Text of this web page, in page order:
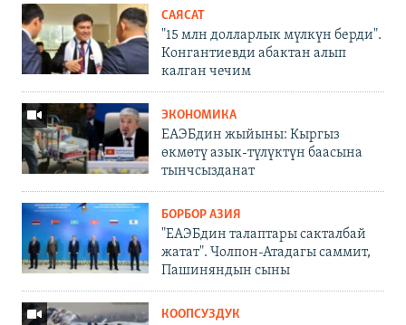
САЯСАТ
"15 млн долларлык мүлкүн берди".
Конгантиевди абактан алып
калган чечим
ЭКОНОМИКА
ЕАЭБдин жыйыны: Кыргыз
өкмөтү азык-түлүктүн баасына
тынчсызданат
БОРБОР АЗИЯ
"ЕАЭБдин талаптары сакталбай
жатат". Чолпон-Атадагы саммит,
Пашиняндын сыны
КООПСУЗДУК